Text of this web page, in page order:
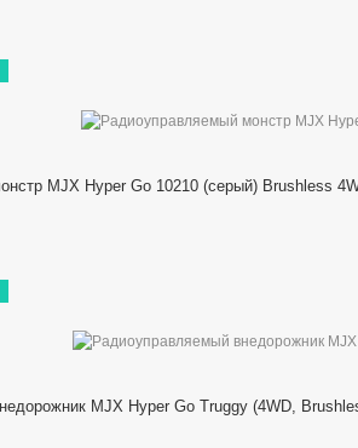
MJX Hyper Go 10210 (серый) Brushless
MJX Hyper Go Truggy (4WD,